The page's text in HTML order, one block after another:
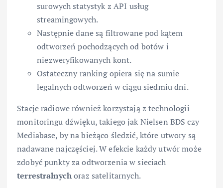
surowych statystyk z API usług
streamingowych.
Następnie dane są filtrowane pod kątem
odtworzeń pochodzących od botów i
niezweryfikowanych kont.
Ostateczny ranking opiera się na sumie
legalnych odtworzeń w ciągu siedmiu dni.
Stacje radiowe również korzystają z technologii
monitoringu dźwięku, takiego jak Nielsen BDS czy
Mediabase, by na bieżąco śledzić, które utwory są
nadawane najczęściej. W efekcie każdy utwór może
zdobyć punkty za odtworzenia w sieciach
terrestralnychoraz satelitarnych.